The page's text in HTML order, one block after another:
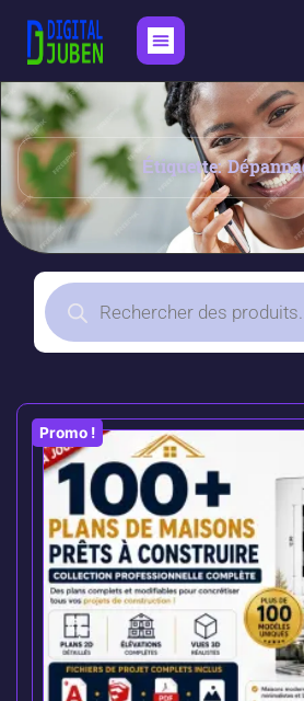
Étiquette:
Promo !